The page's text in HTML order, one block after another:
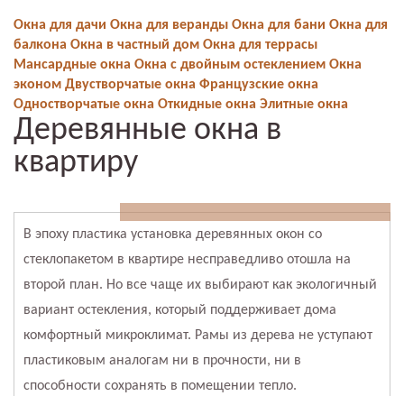
Окна для дачи Окна для веранды Окна для бани Окна для
балкона Окна в частный дом Окна для террасы
Мансардные окна Окна с двойным остеклением Окна
эконом Двустворчатые окна Французские окна
Одностворчатые окна Откидные окна Элитные окна
Деревянные окна в
квартиру
В эпоху пластика установка деревянных окон со
стеклопакетом в квартире несправедливо отошла на
второй план. Но все чаще их выбирают как экологичный
вариант остекления, который поддерживает дома
комфортный микроклимат. Рамы из дерева не уступают
пластиковым аналогам ни в прочности, ни в
способности сохранять в помещении тепло.